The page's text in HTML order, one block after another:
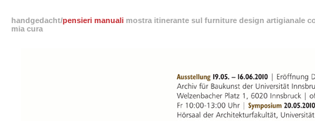
handgedacht/pensieri manuali mostra itinerante sul furniture design artigianale
mia cura